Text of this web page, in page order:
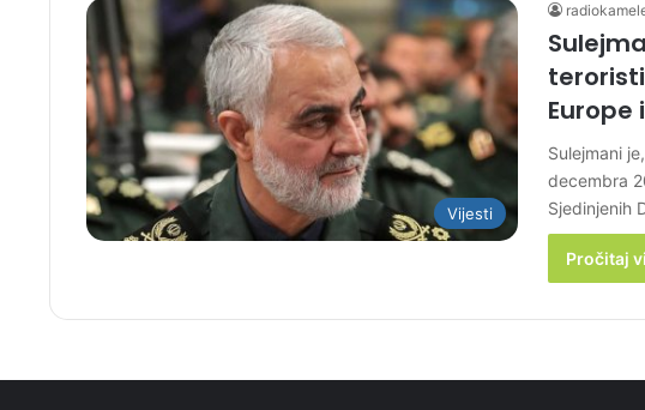
Vijesti
Europe
Sulejmani
decembra
Sjedinjenih
Pročitaj